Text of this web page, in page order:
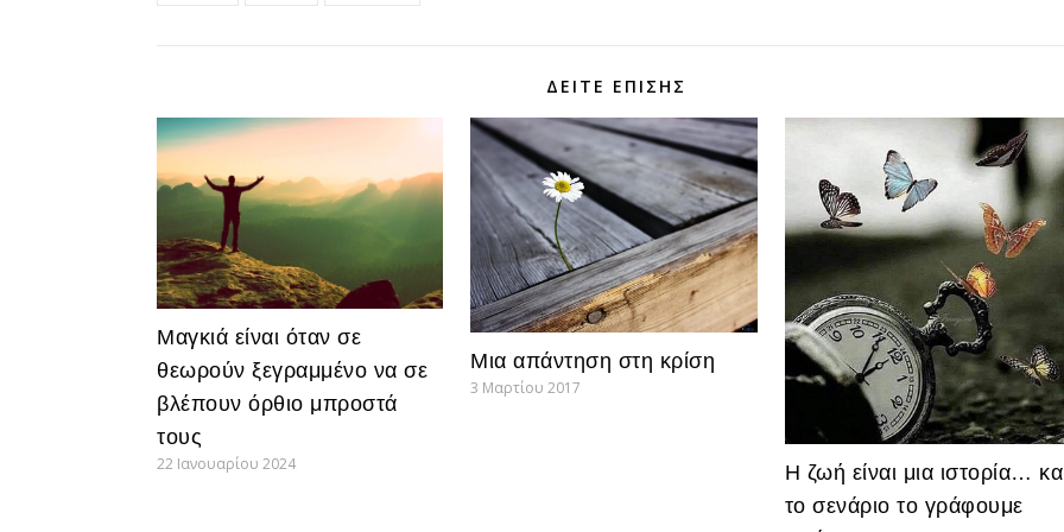
ΔΕΊΤΕ ΕΠΊΣΗΣ
Μαγκιά είναι όταν σε
θεωρούν ξεγραμμένο να σε
βλέπουν όρθιο μπροστά
τους
22 Ιανουαρίου 2024
Μια απάντηση στη κρίση
3 Μαρτίου 2017
Η ζωή είναι μια ιστορία…
το σενάριο το γράφουμε